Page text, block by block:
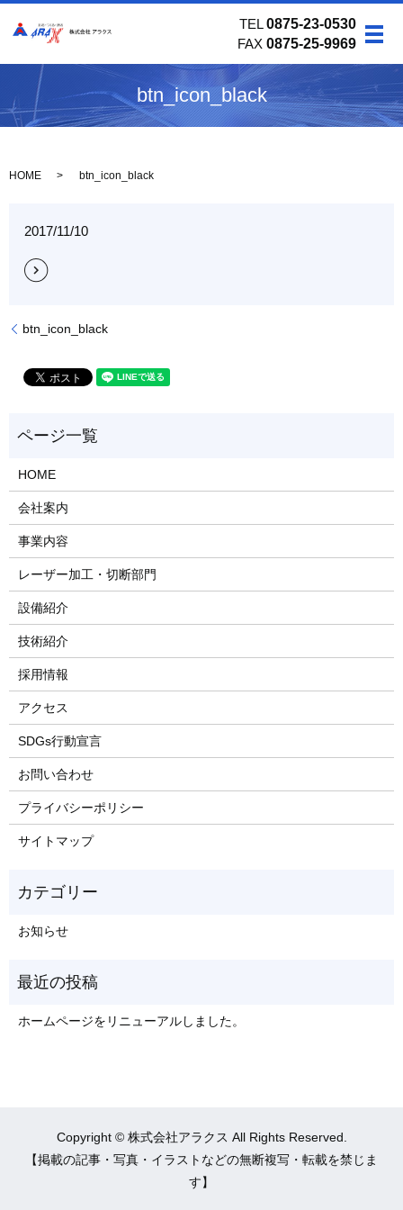
TEL0875-23-0530
FAX 0875-25-9969 メ
btn_icon_black
HOME btn_icon_black
2017/11/10
btn_icon_black
HOME
会社案内
事業内容
レーザー加工・切断部門
設備紹介
技術紹介
採用情報
アクセス
SDGs行動宣言
お問い合わせ
プライバシーポリシー
サイトマップ
お知らせ
ホームページをリニューアルしました。
Copyright © 株式会社アラクス All Rights Reserved.
【掲載の記事・写真・イラストなどの無断複写・転載を禁じま
す】